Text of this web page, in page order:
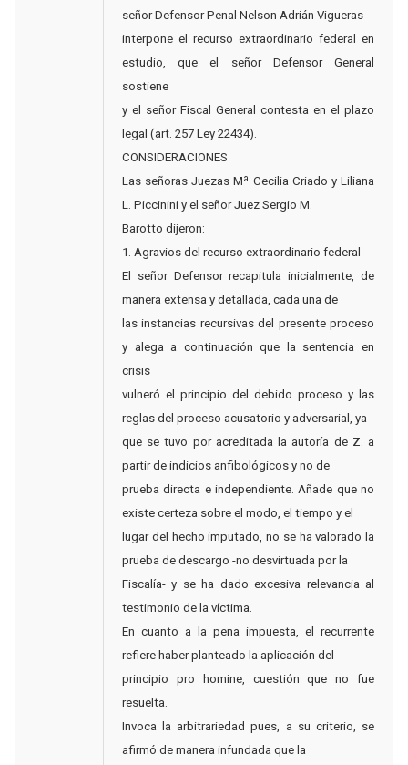
señor Defensor Penal Nelson Adrián Vigueras
interpone el recurso extraordinario federal en
estudio, que el señor Defensor General
sostiene
y el señor Fiscal General contesta en el plazo
legal (art. 257 Ley 22434).
CONSIDERACIONES
Las señoras Juezas Mª Cecilia Criado y Liliana
L. Piccinini y el señor Juez Sergio M.
Barotto dijeron:
1. Agravios del recurso extraordinario federal
El señor Defensor recapitula inicialmente, de
manera extensa y detallada, cada una de
las instancias recursivas del presente proceso
y alega a continuación que la sentencia en
crisis
vulneró el principio del debido proceso y las
reglas del proceso acusatorio y adversarial, ya
que se tuvo por acreditada la autoría de Z. a
partir de indicios anfibológicos y no de
prueba directa e independiente. Añade que no
existe certeza sobre el modo, el tiempo y el
lugar del hecho imputado, no se ha valorado la
prueba de descargo -no desvirtuada por la
Fiscalía- y se ha dado excesiva relevancia al
testimonio de la víctima.
En cuanto a la pena impuesta, el recurrente
refiere haber planteado la aplicación del
principio pro homine, cuestión que no fue
resuelta.
Invoca la arbitrariedad pues, a su criterio, se
afirmó de manera infundada que la